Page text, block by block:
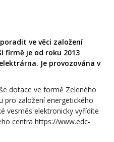
ve věci založení
firmě je od roku 2013
Je provozována v
dotace ve formě Zeleného
pro založení energetického
vesměs elektronicky vyřídíte
centra https://www.edc-